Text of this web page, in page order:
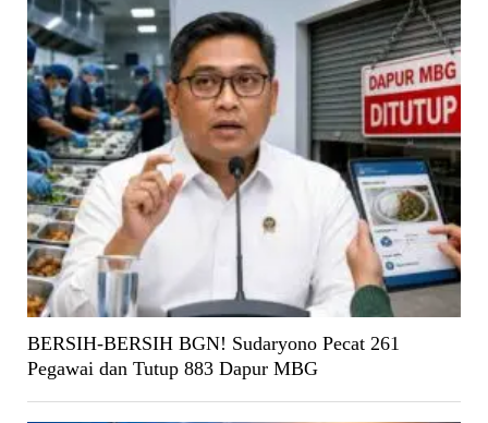
BERSIH-BERSIH BGN! Sudaryono Pecat 261
Pegawai dan Tutup 883 Dapur MBG